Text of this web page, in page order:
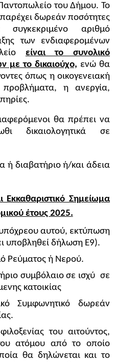
του Δήμου. Το
δωρεάν ποσότητες
αριθμό
των ενδιαφερομένων
είναι το συνολικό
με το δικαιούχο, ενώ θα
όπως η οικογενειακή
προβλήματα, η ανεργία,
θα πρέπει να
δικαιολογητικά σε
ή διαβατήριο ή/και άδεια
Εκκαθαριστικό Σημείωμα
έτους 2025.
αυτού, εκτύπωση
υποβληθεί δήλωση Ε9).
Ρεύματος ή Νερού.
συμβόλαιο σε ισχύ σε
κατοικίας
Συμφωνητικό δωρεάν
του αιτούντος,
ατόμου από το οποίο
θα δηλώνεται και το